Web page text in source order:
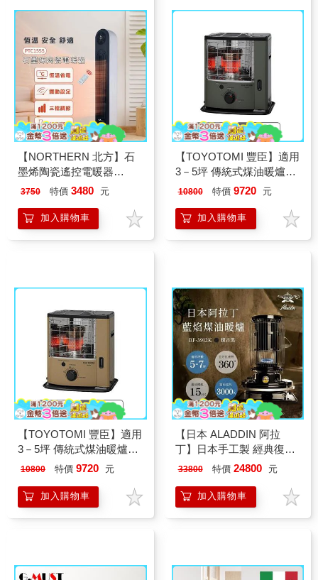
【NORTHERN 北方】石
墨烯陶瓷遙控電暖器
(PTC155S)
3750 特價 3480 元
加入購物車
【TOYOTOMI 豐臣】適用
3－5坪 傳統式煤油暖爐－
軍綠色 RS－GE23G－TW
10800 特價 9720 元
加入購物車
【TOYOTOMI 豐臣】適用
3－5坪 傳統式煤油暖爐－
沙色 RS－GE23T－TW
10800 特價 9720 元
加入購物車
【日本 ALADDIN 阿拉
丁】日本手工製 經典復古
款 煤油暖爐/煤油爐 BF-
33800 特價 24800 元
加入購物車